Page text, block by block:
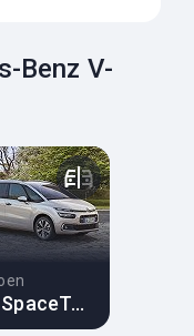
Benz V-
C4 SpaceTourer